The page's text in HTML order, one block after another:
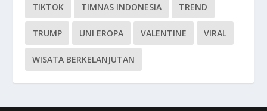
TIKTOK TIMNAS INDONESIA TREND
TRUMP UNI EROPA VALENTINE VIRAL
WISATA BERKELANJUTAN